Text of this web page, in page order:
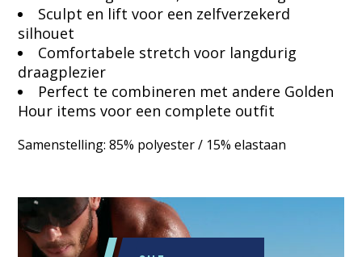
Sculpt en lift voor een zelfverzekerd
silhouet
Comfortabele stretch voor langdurig
draagplezier
Perfect te combineren met andere Golden
Hour items voor een complete outfit
Samenstelling: 85% polyester / 15% elastaan